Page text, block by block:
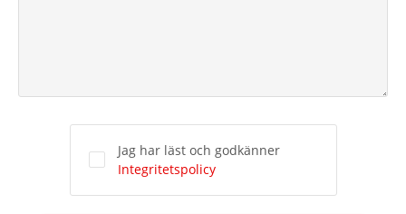
Jag har läst och godkänner
Integritetspolicy